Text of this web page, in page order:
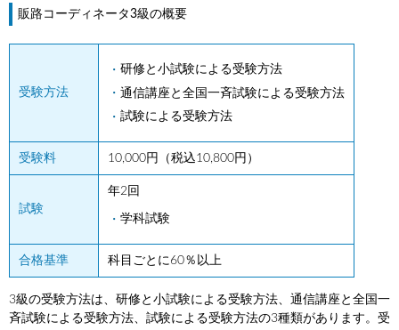
販路コーディネータ3級の概要
受験方法
研修と小試験による受験方法
通信講座と全国一斉試験による受験方法
試験による受験方法
受験料 10,000円（税込10,800円）
試験
年2回
学科試験
合格基準 科目ごとに60％以上
3級の受験方法は、研修と小試験による受験方法、通信講座と全国一
斉試験による受験方法、試験による受験方法の3種類があります。受